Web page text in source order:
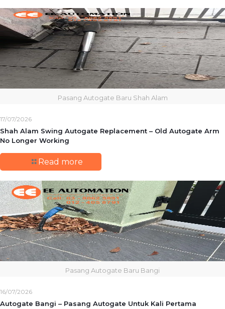
Pasang Autogate Baru Shah Alam
17/07/2026
Shah Alam Swing Autogate Replacement – Old Autogate Arm
No Longer Working
Read more
Pasang Autogate Baru Bangi
16/07/2026
Autogate Bangi – Pasang Autogate Untuk Kali Pertama